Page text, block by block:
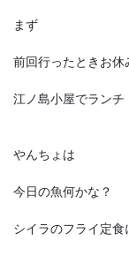
まず
前回行ったときお休
江ノ島小屋でランチ
やんちょは
今日の魚何かな？
シイラのフライ定食